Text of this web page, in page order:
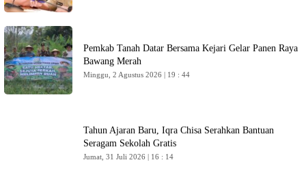
Pemkab Tanah Datar Bersama Kejari Gelar Panen Raya
Bawang Merah
Minggu, 2 Agustus 2026 | 19 : 44
Tahun Ajaran Baru, Iqra Chisa Serahkan Bantuan
Seragam Sekolah Gratis
Jumat, 31 Juli 2026 | 16 : 14